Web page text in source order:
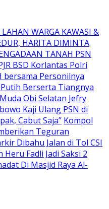
WARGA KAWASI &
HARITA DIMINTA
TANAH PSN
BSD Korlantas Polri
bersama Personilnya
Berserta Tiangnya
Obi Selatan Jefry
Kaji Ulang PSN di
Cabut Saja” Kompol
Teguran
Dibahu Jalan di Tol CSI
Heru Fadli Jadi Saksi 2
Di Masjid Raya Al-